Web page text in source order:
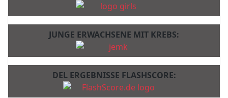
JUNGE ERWACHSENE MIT KREBS:
DEL ERGEBNISSE FLASHSCORE: